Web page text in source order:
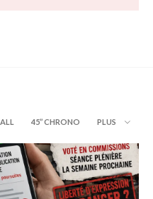
ALL 45’’ CHRONO PLUS